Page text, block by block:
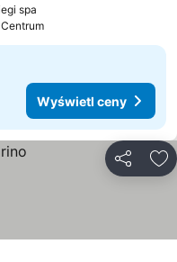
spa
Wyświetl ceny